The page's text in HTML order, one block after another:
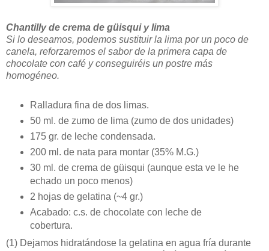
Chantilly de crema de güisqui y lima
Si lo deseamos, podemos sustituir la lima por un poco de
canela, reforzaremos el sabor de la primera capa de
chocolate con café y conseguiréis un postre más
homogéneo.
Ralladura fina de dos limas.
50 ml. de zumo de lima (zumo de dos unidades)
175 gr. de leche condensada.
200 ml. de nata para montar (35% M.G.)
30 ml. de crema de güisqui (aunque esta ve le he
echado un poco menos)
2 hojas de gelatina (~4 gr.)
Acabado: c.s. de chocolate con leche de
cobertura.
(1) Dejamos hidratándose la gelatina en agua fría durante